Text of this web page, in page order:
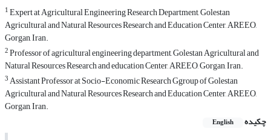
1Expert at Agricultural Engineering Research Department, Golestan
Agricultural and Natural Resources Research and Education Center, AREEO,
Gorgan, Iran.
2Professor of agricultural engineering department, Golestan Agricultural and
Natural Resources Research and education Center, AREEO, Gorgan, Iran.
3Assistant Professor at Socio-Economic Research Ggroup of Golestan
Agricultural and Natural Resources Research and Education Center, AREEO,
Gorgan, Iran.
چکیده
English